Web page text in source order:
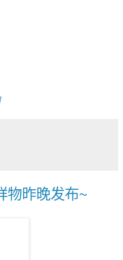
物昨晚发布~